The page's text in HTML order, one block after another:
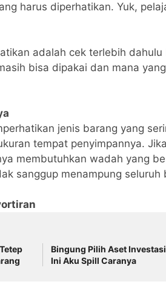
harus diperhatikan. Yuk,
adalah cek terlebih
bisa dipakai dan mana
jenis barang yang
tempat penyimpannya.
membutuhkan wadah yang
sanggup menampung seluruh
Bingung Pilih Aset
Ini Aku Spill Caranya